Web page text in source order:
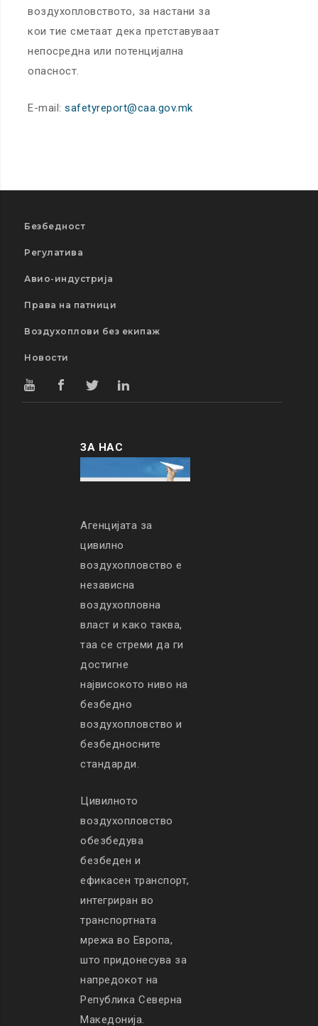
воздухопловството, за настани за
кои тие сметаат дека претставуваат
непосредна или потенцијална
опасност.
Е-mail: safetyreport@caa.gov.mk
Безбедност
Регулатива
Авио-индустрија
Права на патници
Воздухоплови без екипаж
Новости
ЗА НАС
Агенцијата за
цивилно
воздухопловство е
независна
воздухопловна
власт и како таква,
таа се стреми да ги
достигне
највисокото ниво на
безбедно
воздухопловство и
безбедносните
стандарди.
Цивилното
воздухопловство
обезбедува
безбеден и
ефикасен транспорт,
интегриран во
транспортната
мрежа во Европа,
што придонесува за
напредокот на
Република Северна
Македонија.